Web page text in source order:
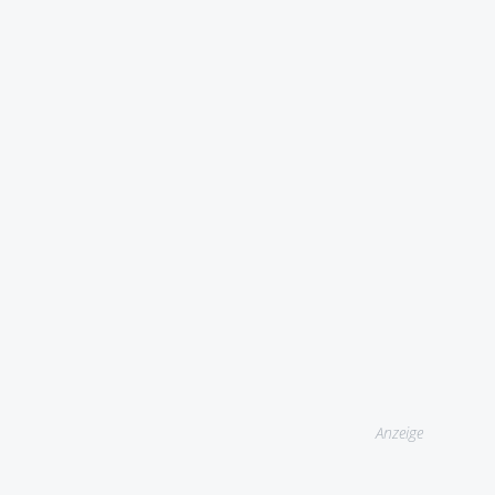
Anzeige